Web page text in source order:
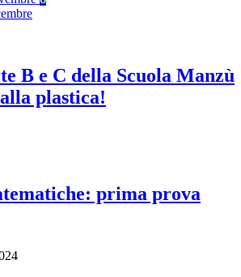
B e C della Scuola Manzù
plastica!
prima prova